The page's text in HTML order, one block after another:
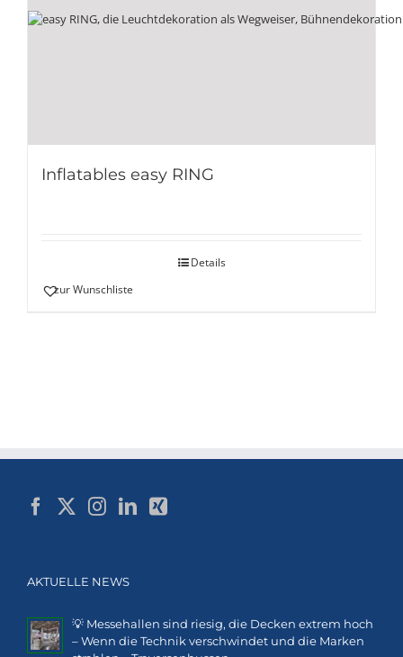
Inflatables easy RING
Details
zur Wunschliste
AKTUELLE NEWS
💡 Messehallen sind riesig, die Decken extrem hoch
– Wenn die Technik verschwindet und die Marken